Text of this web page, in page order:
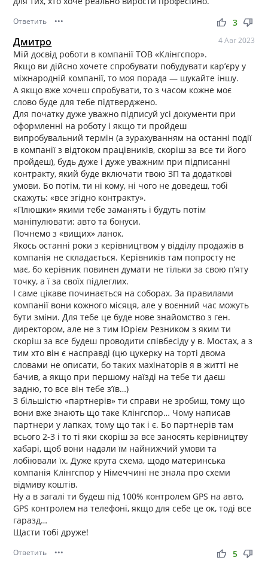
Ответить ••• thumb_up thumb_down
3
Дмитро 4 Авг 2023
Мій досвід роботи в компанії ТОВ «Клінгспор».
Якщо ви дійсно хочете спробувати побудувати кар’єру у
міжнародній компанії, то моя порада — шукайте іншу.
А якщо вже хочеш спробувати, то з часом кожне моє
слово буде для тебе підтверджено.
Для початку дуже уважно підписуй усі документи при
оформленні на роботу і якщо ти пройдеш
випробувальний термін (а зурахуванням на останні події
в компанії з відтоком працівників, скоріш за все ти його
пройдеш), будь дуже і дуже уважним при підписанні
контракту, який буде включати твою ЗП та додаткові
умови. Бо потім, ти ні кому, ні чого не доведеш, тобі
скажуть: «все згідно контракту».
«Плюшки» якими тебе заманять і будуть потім
маніпулювати: авто та бонуси.
Почнемо з «вищих» ланок.
Якось останні роки з керівництвом у відділу продажів в
компанія не складається. Керівників там попросту не
має, бо керівник повинен думати не тільки за свою п’яту
точку, а ї за своїх підлеглих.
І саме цікаве починається на соборах. За правилами
компанії вони кожного місяця, але у воєнний час можуть
бути зміни. Для тебе це буде нове знайомство з ген.
директором, але не з тим Юрієм Резником з яким ти
скоріш за все будеш проводити співбесіду у в. Мостах, а з
тим хто він є насправді (цю цукерку на торті двома
словами не описати, бо таких махінаторів я в житті не
бачив, а якщо при першому наїзді на тебе ти даєш
задню, то все він тебе з’їв…)
З більшістю «партнерів» ти справи не зробиш, тому що
вони вже знають що таке Клінгспор… Чому написав
партнери у лапках, тому що так і є. Бо партнерів там
всього 2-3 і то ті яки скоріш за все заносять керівництву
хабарі, щоб вони надали їм найнижчий умови та
лобіювали їх. Дуже крута схема, щодо материнська
компанія Клінгспор у Німеччині не знала про схеми
відмиву коштів.
Ну а в загалі ти будеш під 100% контролем GPS на авто,
GPS контролем на телефоні, якщо для себе це ок, тоді все
гаразд…
Щасти тобі друже!
Ответить ••• thumb_up thumb_down
5